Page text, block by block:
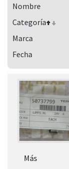
Nombre
Categoría
Marca
Fecha
Más